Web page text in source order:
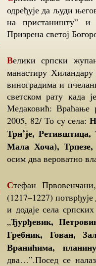
одређује да људи
на пристаништу” и
Призрена светој
Велики српски жупан Стефан Немања поклонио је 1198. године
манастиру
виноградима и
светском рату када
Медаковић: Враћање
2005, 82/ То су села:
Трн’је,
Мала Хоча),
осим два вероватно
Стефан Првовенчани, велики жупан српски (1196–1217) и краљ
(1217–1227)
и додаје села
„Ђурђевик,
Гребник, Гован,
Вранићима,
два…”.Посед се